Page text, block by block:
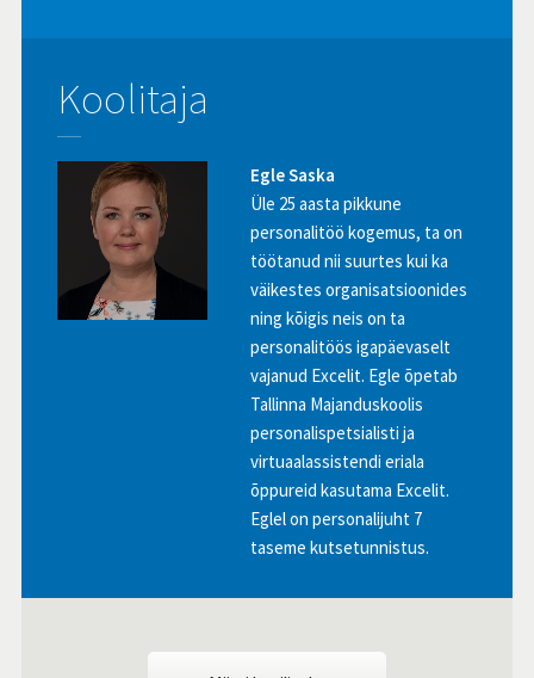
Koolitaja
Egle Saska
Üle 25 aasta pikkune
personalitöö kogemus, ta on
töötanud nii suurtes kui ka
väikestes organisatsioonides
ning kõigis neis on ta
personalitöös igapäevaselt
vajanud Excelit. Egle õpetab
Tallinna Majanduskoolis
personalispetsialisti ja
virtuaalassistendi eriala
õppureid kasutama Excelit.
Eglel on personalijuht 7
taseme kutsetunnistus.